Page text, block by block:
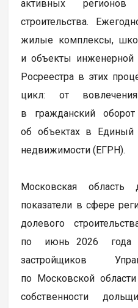
активных
строительства.
жилые комплексы,
и объекты инженерной
Росреестра в этих
цикл: от
в гражданский
об объектах в Единый
недвижимости (ЕГРН).
Московская область
показатели в сфере
долевого
по июнь 2026 года
застройщиков
по Московской
собственности